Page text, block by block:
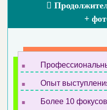
+
.
. Опыт
.
Более 10